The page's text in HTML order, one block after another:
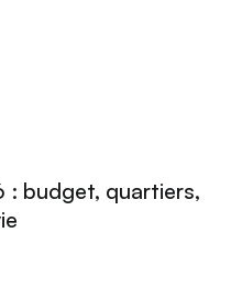
: budget, quartiers,